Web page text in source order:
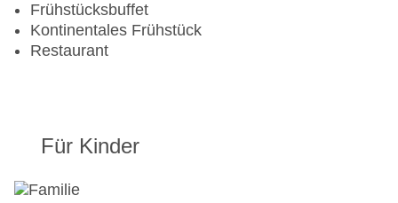
Frühstücksbuffet
Kontinentales Frühstück
Restaurant
Für Kinder